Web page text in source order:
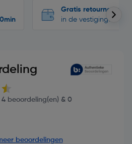
Gratis retourneren
in de vestigingen
beoordeling(en) & 0
beoordelingen